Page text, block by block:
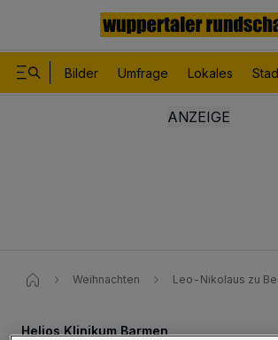
Bilder Umfrage Lokales
Weihnachten Leo-Nikolaus zu
Helios Klinikum Barmen